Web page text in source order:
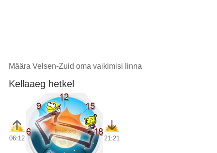
Määra Velsen-Zuid oma vaikimisi linna
Kellaaeg hetkel
06:12 21:21